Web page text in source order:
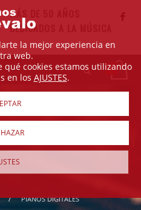
MÁS DE 50 AÑOS
DEDICADOS A LA MÚSICA
PIANOS DIGITALES
la mejor experiencia en
web.
qué cookies estamos utilizando
en los AJUSTES.